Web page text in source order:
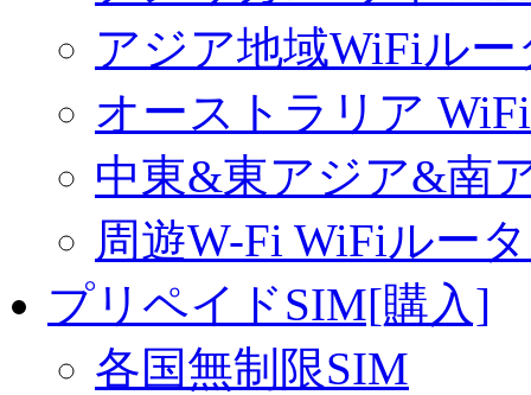
アジア地域WiFiルー
オーストラリア
中東&東アジア&南
周遊W-Fi WiFiルー
プリペイドSIM[購入]
各国無制限SIM